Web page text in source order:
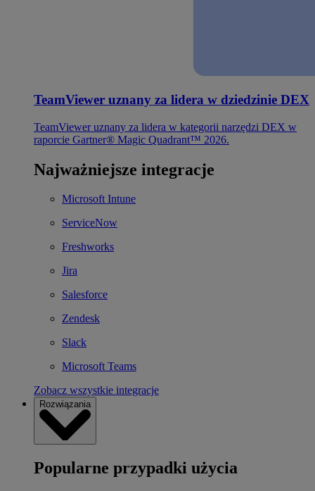
TeamViewer uznany za lidera w dziedzinie DEX
TeamViewer uznany za lidera w kategorii narzędzi DEX w
raporcie Gartner® Magic Quadrant™ 2026.
Najważniejsze integracje
Microsoft Intune
ServiceNow
Freshworks
Jira
Salesforce
Zendesk
Slack
Microsoft Teams
Zobacz wszystkie integracje
Rozwiązania
Popularne przypadki użycia